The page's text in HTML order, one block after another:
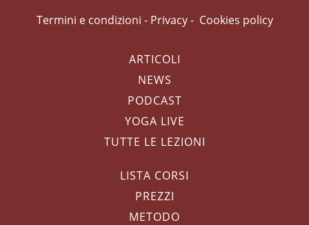
Termini e condizioni - Privacy- Cookies policy
ARTICOLI
NEWS
PODCAST
YOGA LIVE
TUTTE LE LEZIONI
LISTA CORSI
PREZZI
METODO